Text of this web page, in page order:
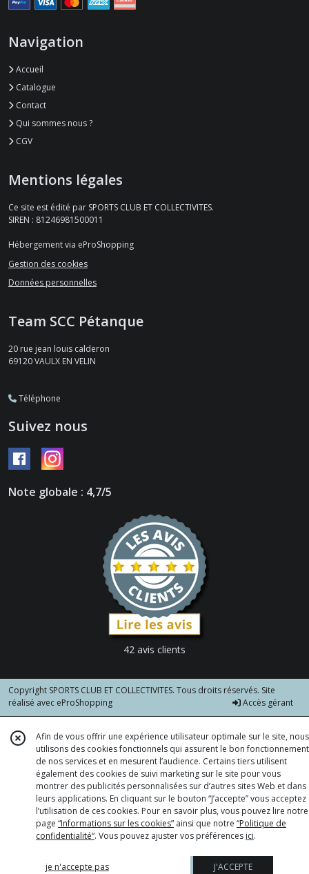
Navigation
Accueil
Catalogue
Contact
Qui sommes nous ?
CGV
Mentions légales
Ce site est édité par SPORTS CLUB ET COLLECTIVITES.
SIREN : 81246981500011
Hébergement via eProShopping
Gestion des cookies
Données personnelles
Team SCC Pétanque
20 rue jean louis calderon
69120VAULX EN VELIN
Téléphone
Suivez nous
Note globale : 4,7/5
42 avis clients
Copyright SPORTS CLUB ET COLLECTIVITES. Tous droits réservés. Site
réalisé avec eProShopping Accès gérant
Afin de vous offrir une expérience utilisateur optimale sur le site, nous
utilisons des cookies fonctionnels qui assurent le bon fonctionnement
de nos services et en mesurent l’audience. Certains tiers utilisent
également des cookies de suivi marketing sur le site pour vous
montrer des publicités personnalisées sur d’autres sites Web et dans
leurs applications. En cliquant sur le bouton “J’accepte” vous acceptez
l’utilisation de ces cookies. Pour en savoir plus, vous pouvez lire notre
page “Informations sur les cookies” ainsi que notre “Politique de
confidentialité“. Vous pouvez ajuster vos préférences ici.
je n'accepte pas J'ACCEPTE